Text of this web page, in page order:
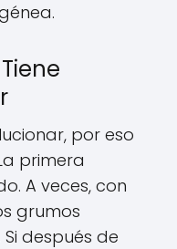
por eso
primera
A veces, con
grumos
después de